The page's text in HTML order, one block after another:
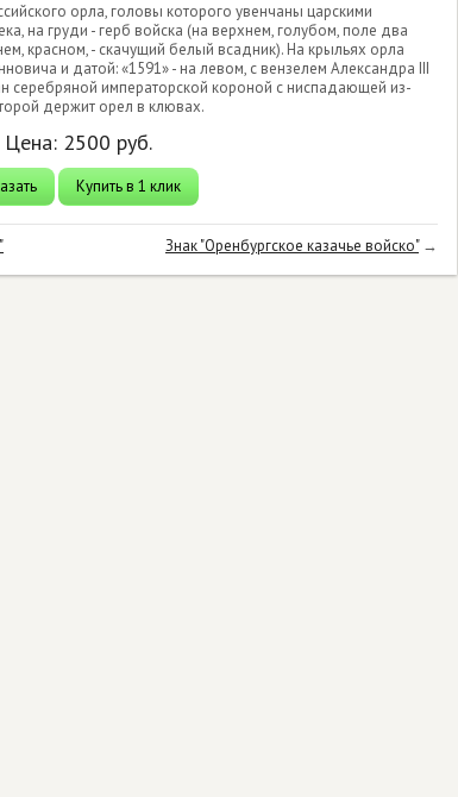
орла, головы которого увенчаны царскими
на груди - герб войска (на верхнем, голубом, поле два
красном, - скачущий белый всадник). На крыльях орла
и датой: «1591» - на левом, с вензелем Александра III
серебряной императорской короной с ниспадающей из-
держит орел в клювах.
Цена: 2500 руб.
Купить в 1 клик
Знак "Оренбургское казачье войско"→